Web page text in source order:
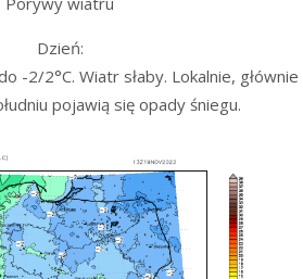
Dzień:
-2/2°C. Wiatr słaby. Lokalnie, głównie
pojawią się opady śniegu.